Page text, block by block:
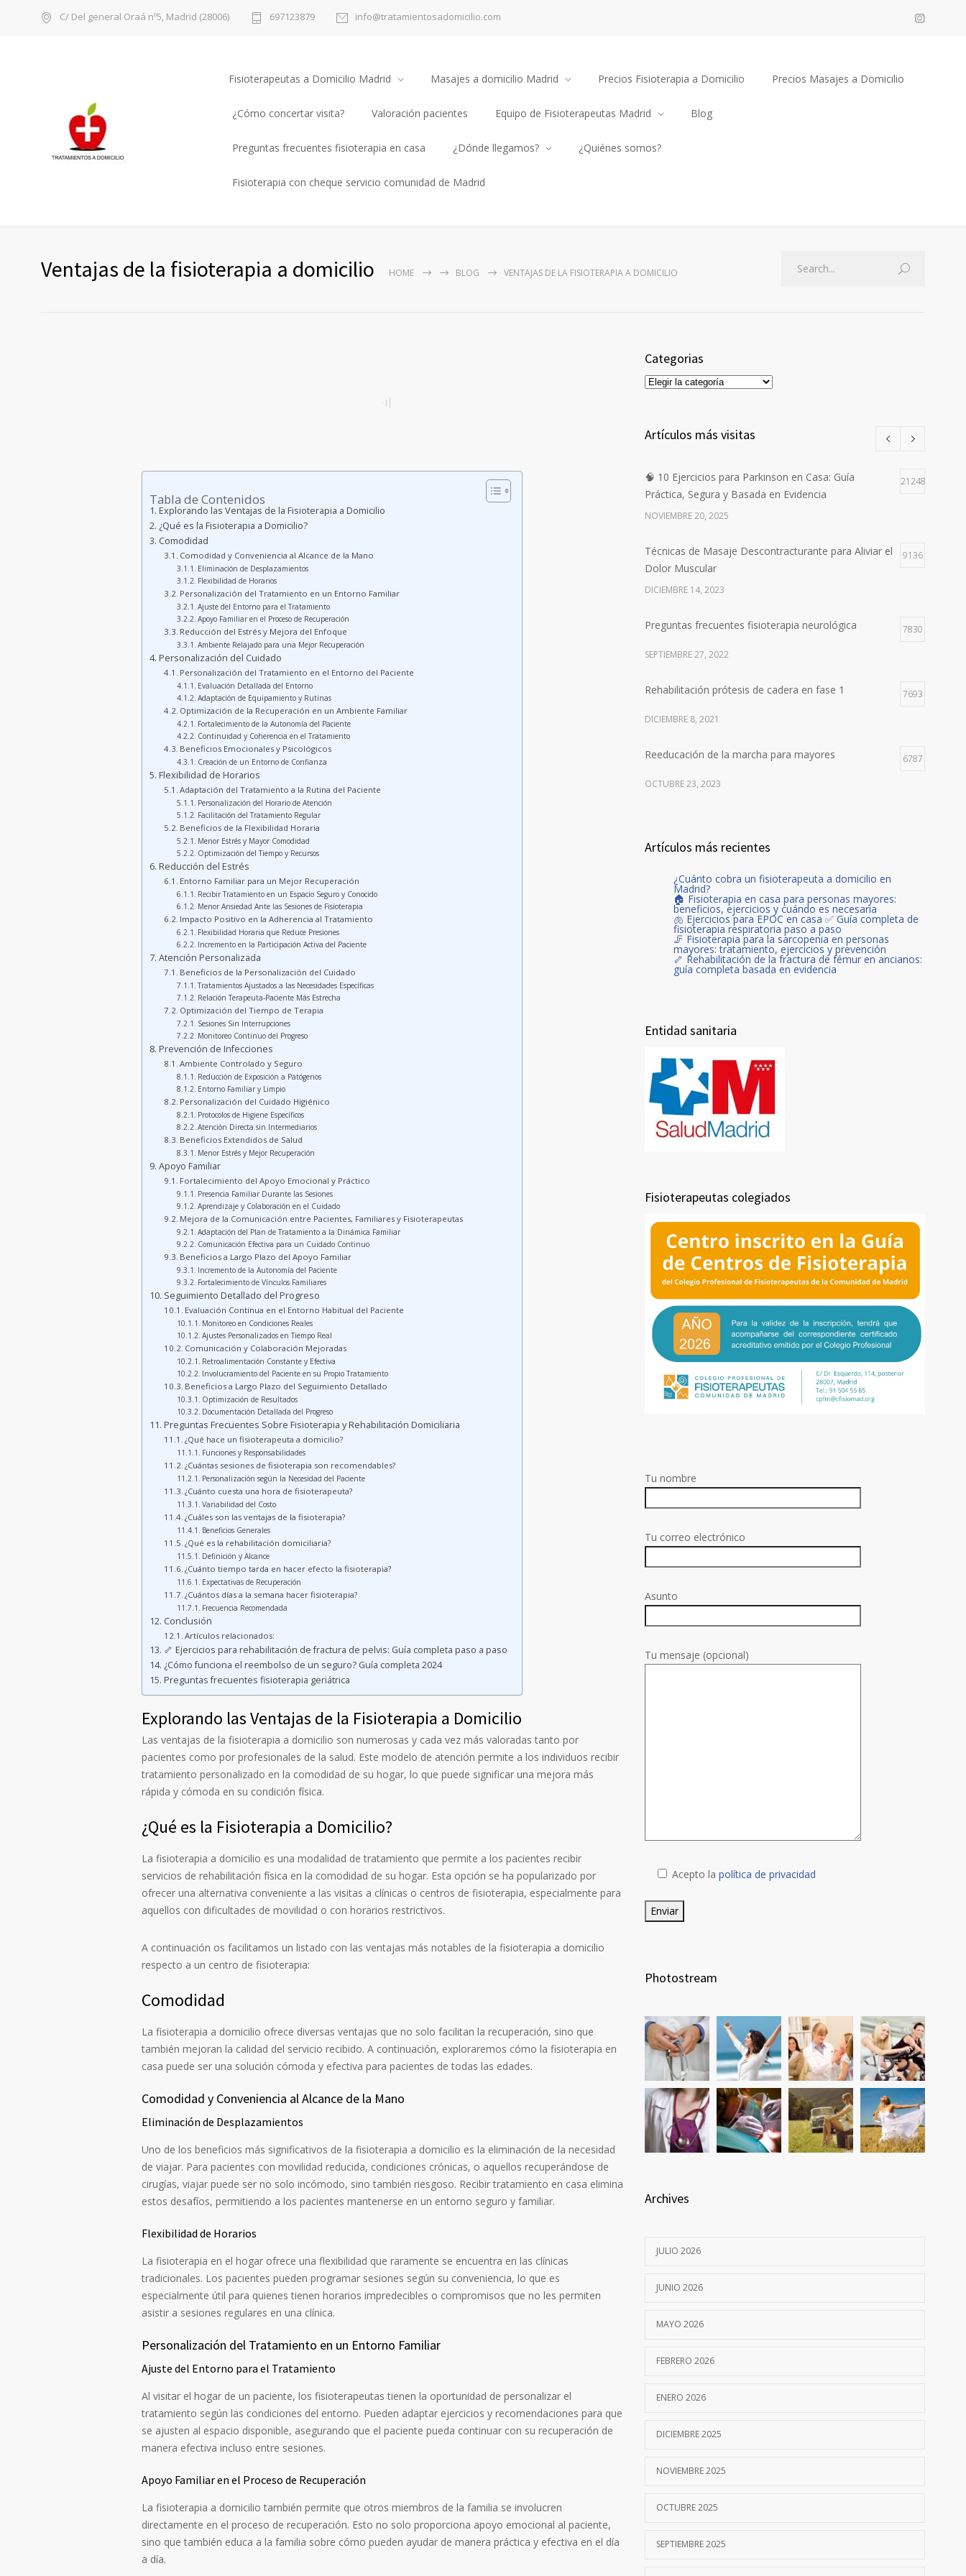
C/ Del general Oraá nº5, Madrid (28006) 697123879 info@tratamientosadomicilio.com
Fisioterapeutas a Domicilio Madrid Masajes a domicilio Madrid Precios Fisioterapia a Domicilio Precios Masajes a Domicilio
¿Cómo concertar visita? Valoración pacientes Equipo de Fisioterapeutas Madrid Blog
Preguntas frecuentes fisioterapia en casa ¿Dónde llegamos? ¿Quiénes somos?
Fisioterapia con cheque servicio comunidad de Madrid
Ventajas de la fisioterapia a domicilio HOME BLOG VENTAJAS DE LA FISIOTERAPIA A DOMICILIO
Tabla de Contenidos
Explorando las Ventajas de la Fisioterapia a Domicilio
¿Qué es la Fisioterapia a Domicilio?
Comodidad
Comodidad y Conveniencia al Alcance de la Mano
Eliminación de Desplazamientos
Flexibilidad de Horarios
Personalización del Tratamiento en un Entorno Familiar
Ajuste del Entorno para el Tratamiento
Apoyo Familiar en el Proceso de Recuperación
Reducción del Estrés y Mejora del Enfoque
Ambiente Relajado para una Mejor Recuperación
Personalización del Cuidado
Personalización del Tratamiento en el Entorno del Paciente
Evaluación Detallada del Entorno
Adaptación de Equipamiento y Rutinas
Optimización de la Recuperación en un Ambiente Familiar
Fortalecimiento de la Autonomía del Paciente
Continuidad y Coherencia en el Tratamiento
Beneficios Emocionales y Psicológicos
Creación de un Entorno de Confianza
Flexibilidad de Horarios
Adaptación del Tratamiento a la Rutina del Paciente
Personalización del Horario de Atención
Facilitación del Tratamiento Regular
Beneficios de la Flexibilidad Horaria
Menor Estrés y Mayor Comodidad
Optimización del Tiempo y Recursos
Reducción del Estrés
Entorno Familiar para un Mejor Recuperación
Recibir Tratamiento en un Espacio Seguro y Conocido
Menor Ansiedad Ante las Sesiones de Fisioterapia
Impacto Positivo en la Adherencia al Tratamiento
Flexibilidad Horaria que Reduce Presiones
Incremento en la Participación Activa del Paciente
Atención Personalizada
Beneficios de la Personalización del Cuidado
Tratamientos Ajustados a las Necesidades Específicas
Relación Terapeuta-Paciente Más Estrecha
Optimización del Tiempo de Terapia
Sesiones Sin Interrupciones
Monitoreo Continuo del Progreso
Prevención de Infecciones
Ambiente Controlado y Seguro
Reducción de Exposición a Patógenos
Entorno Familiar y Limpio
Personalización del Cuidado Higiénico
Protocolos de Higiene Específicos
Atención Directa sin Intermediarios
Beneficios Extendidos de Salud
Menor Estrés y Mejor Recuperación
Apoyo Familiar
Fortalecimiento del Apoyo Emocional y Práctico
Presencia Familiar Durante las Sesiones
Aprendizaje y Colaboración en el Cuidado
Mejora de la Comunicación entre Pacientes, Familiares y Fisioterapeutas
Adaptación del Plan de Tratamiento a la Dinámica Familiar
Comunicación Efectiva para un Cuidado Continuo
Beneficios a Largo Plazo del Apoyo Familiar
Incremento de la Autonomía del Paciente
Fortalecimiento de Vínculos Familiares
Seguimiento Detallado del Progreso
Evaluación Continua en el Entorno Habitual del Paciente
Monitoreo en Condiciones Reales
Ajustes Personalizados en Tiempo Real
Comunicación y Colaboración Mejoradas
Retroalimentación Constante y Efectiva
Involucramiento del Paciente en su Propio Tratamiento
Beneficios a Largo Plazo del Seguimiento Detallado
Optimización de Resultados
Documentación Detallada del Progreso
Preguntas Frecuentes Sobre Fisioterapia y Rehabilitación Domiciliaria
¿Qué hace un fisioterapeuta a domicilio?
Funciones y Responsabilidades
¿Cuántas sesiones de fisioterapia son recomendables?
Personalización según la Necesidad del Paciente
¿Cuánto cuesta una hora de fisioterapeuta?
Variabilidad del Costo
¿Cuáles son las ventajas de la fisioterapia?
Beneficios Generales
¿Qué es la rehabilitación domiciliaria?
Definición y Alcance
¿Cuánto tiempo tarda en hacer efecto la fisioterapia?
Expectativas de Recuperación
¿Cuántos días a la semana hacer fisioterapia?
Frecuencia Recomendada
Conclusión
Artículos relacionados:
🦴 Ejercicios para rehabilitación de fractura de pelvis: Guía completa paso a paso
¿Cómo funciona el reembolso de un seguro? Guía completa 2024
Preguntas frecuentes fisioterapia geriátrica
Explorando las Ventajas de la Fisioterapia a Domicilio
Las ventajas de la fisioterapia a domicilio son numerosas y cada vez más valoradas tanto por
pacientes como por profesionales de la salud. Este modelo de atención permite a los individuos recibir
tratamiento personalizado en la comodidad de su hogar, lo que puede significar una mejora más
rápida y cómoda en su condición física.
¿Qué es la Fisioterapia a Domicilio?
La fisioterapia a domicilio es una modalidad de tratamiento que permite a los pacientes recibir
servicios de rehabilitación física en la comodidad de su hogar. Esta opción se ha popularizado por
ofrecer una alternativa conveniente a las visitas a clínicas o centros de fisioterapia, especialmente para
aquellos con dificultades de movilidad o con horarios restrictivos.
A continuación os facilitamos un listado con las ventajas más notables de la fisioterapia a domicilio
respecto a un centro de fisioterapia:
Comodidad
La fisioterapia a domicilio ofrece diversas ventajas que no solo facilitan la recuperación, sino que
también mejoran la calidad del servicio recibido. A continuación, exploraremos cómo la fisioterapia en
casa puede ser una solución cómoda y efectiva para pacientes de todas las edades.
Comodidad y Conveniencia al Alcance de la Mano
Eliminación de Desplazamientos
Uno de los beneficios más significativos de la fisioterapia a domicilio es la eliminación de la necesidad
de viajar. Para pacientes con movilidad reducida, condiciones crónicas, o aquellos recuperándose de
cirugías, viajar puede ser no solo incómodo, sino también riesgoso. Recibir tratamiento en casa elimina
estos desafíos, permitiendo a los pacientes mantenerse en un entorno seguro y familiar.
Flexibilidad de Horarios
La fisioterapia en el hogar ofrece una flexibilidad que raramente se encuentra en las clínicas
tradicionales. Los pacientes pueden programar sesiones según su conveniencia, lo que es
especialmente útil para quienes tienen horarios impredecibles o compromisos que no les permiten
asistir a sesiones regulares en una clínica.
Personalización del Tratamiento en un Entorno Familiar
Ajuste del Entorno para el Tratamiento
Al visitar el hogar de un paciente, los fisioterapeutas tienen la oportunidad de personalizar el
tratamiento según las condiciones del entorno. Pueden adaptar ejercicios y recomendaciones para que
se ajusten al espacio disponible, asegurando que el paciente pueda continuar con su recuperación de
manera efectiva incluso entre sesiones.
Apoyo Familiar en el Proceso de Recuperación
La fisioterapia a domicilio también permite que otros miembros de la familia se involucren
directamente en el proceso de recuperación. Esto no solo proporciona apoyo emocional al paciente,
sino que también educa a la familia sobre cómo pueden ayudar de manera práctica y efectiva en el día
a día.
Categorias
Categorias
Artículos más visitas
🧠 10 Ejercicios para Parkinson en Casa: Guía
Práctica, Segura y Basada en Evidencia
21248
NOVIEMBRE 20, 2025
Técnicas de Masaje Descontracturante para Aliviar el
Dolor Muscular
9136
DICIEMBRE 14, 2023
Preguntas frecuentes fisioterapia neurológica 7830
SEPTIEMBRE 27, 2022
Rehabilitación prótesis de cadera en fase 1 7693
DICIEMBRE 8, 2021
Reeducación de la marcha para mayores 6787
OCTUBRE 23, 2023
Artículos más recientes
¿Cuánto cobra un fisioterapeuta a domicilio en
Madrid?
🏠 Fisioterapia en casa para personas mayores:
beneficios, ejercicios y cuándo es necesaria
🫁 Ejercicios para EPOC en casa ✅ Guía completa de
fisioterapia respiratoria paso a paso
🦵 Fisioterapia para la sarcopenia en personas
mayores: tratamiento, ejercicios y prevención
🦴 Rehabilitación de la fractura de fémur en ancianos:
guía completa basada en evidencia
Entidad sanitaria
Fisioterapeutas colegiados
Tu nombre
Tu correo electrónico
Asunto
Tu mensaje (opcional)
Acepto la política de privacidad
Photostream
Archives
JULIO 2026
JUNIO 2026
MAYO 2026
FEBRERO 2026
ENERO 2026
DICIEMBRE 2025
NOVIEMBRE 2025
OCTUBRE 2025
SEPTIEMBRE 2025